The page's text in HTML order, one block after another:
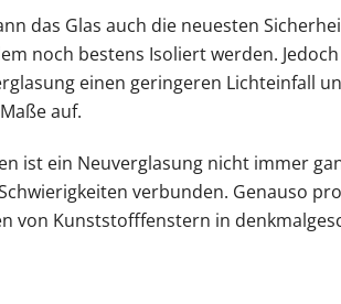
das Glas auch die neuesten
noch bestens Isoliert werden.
einen geringeren Lichteinfall
auf.
ist ein Neuverglasung nicht immer
verbunden. Genauso
von Kunststofffenstern in